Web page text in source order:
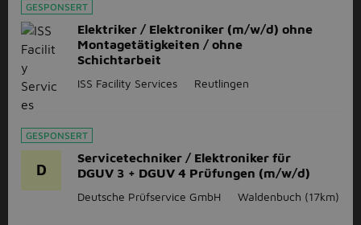
GESPONSERT
Elektriker / Elektroniker (m/w/d) ohne
Montagetätigkeiten / ohne
Schichtarbeit
ISS Facility Services Reutlingen
GESPONSERT
D
Servicetechniker / Elektroniker für
DGUV 3 + DGUV 4 Prüfungen (m/w/d)
Deutsche Prüfservice GmbH Waldenbuch (17km)